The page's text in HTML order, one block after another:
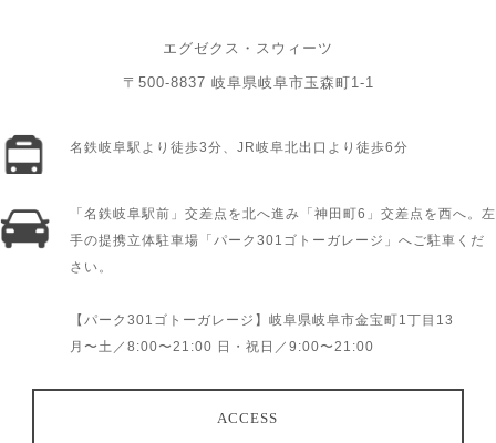
エグゼクス・スウィーツ
〒500-8837 岐阜県岐阜市玉森町1-1
名鉄岐阜駅より徒歩3分、JR岐阜北出口より徒歩6分
「名鉄岐阜駅前」交差点を北へ進み「神田町6」交差点を西へ。左
手の提携立体駐車場「パーク301ゴトーガレージ」へご駐車くだ
さい。
【パーク301ゴトーガレージ】岐阜県岐阜市金宝町1丁目13
月〜土／8:00〜21:00 日・祝日／9:00〜21:00
ACCESS